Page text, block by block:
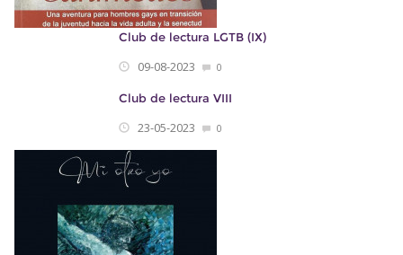
Club de lectura LGTB (IX)
09-08-2023 0
Club de lectura VIII
23-05-2023 0